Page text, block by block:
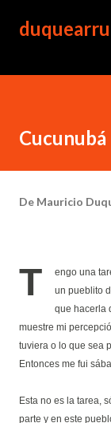
Cucunubá
De Mauricio
T
engo una
un pueblito
que hacerla
muestre mi
tuviera o lo que sea
Entonces me fui
Esta no es la tarea,
parte y en este